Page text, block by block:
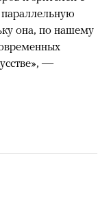
она, по нашему
—